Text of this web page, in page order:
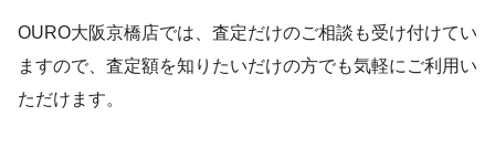
OURO大阪京橋店では、査定だけのご相談も受け付けてい
ますので、査定額を知りたいだけの方でも気軽にご利用い
ただけます。